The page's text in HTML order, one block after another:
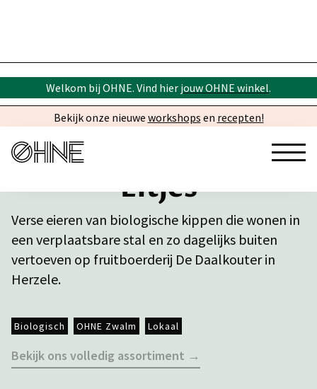
Welkom bij OHNE. Vind hier jouw OHNE winkel.
Bekijk onze nieuwe workshops en recepten!
Eitjes
Verse eieren van biologische kippen die wonen in
een verplaatsbare stal en zo dagelijks buiten
vertoeven op fruitboerderij De Daalkouter in
Herzele.
Biologisch OHNE Zwalm Lokaal
Bekijk ons volledig assortiment →